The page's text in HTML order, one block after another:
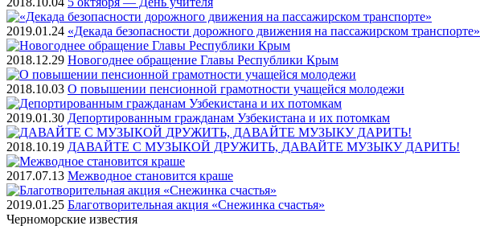
2019.01.24 «Декада безопасности дорожного движения на пассажирском транспорте»
2018.12.29 Новогоднее обращение Главы Республики Крым
2018.10.03 О повышении пенсионной грамотности учащейся молодежи
2019.01.30 Депортированным гражданам Узбекистана и их потомкам
2018.10.19 ДАВАЙТЕ С МУЗЫКОЙ ДРУЖИТЬ, ДАВАЙТЕ МУЗЫКУ ДАРИТЬ!
2017.07.13 Межводное становится краше
2019.01.25 Благотворительная акция «Снежинка счастья»
Черноморские известия